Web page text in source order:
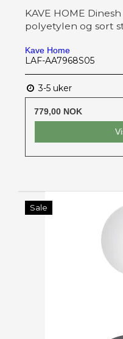
KAVE HOME
polyetylen og sort
Kave Home
LAF-AA7968S05
3-5 uker
779,00 NOK
Sale